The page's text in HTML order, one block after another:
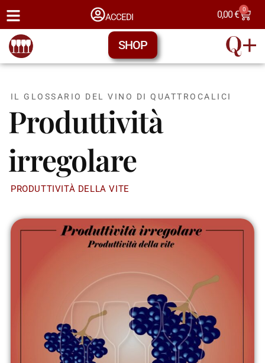
ACCEDI 0,00€ 0
SHOP
IL GLOSSARIO DEL VINO DI QUATTROCALICI
Produttività
irregolare
PRODUTTIVITÀ DELLA VITE